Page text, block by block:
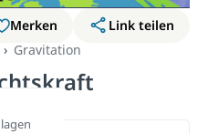
Merken
Link teilen
Gravitation